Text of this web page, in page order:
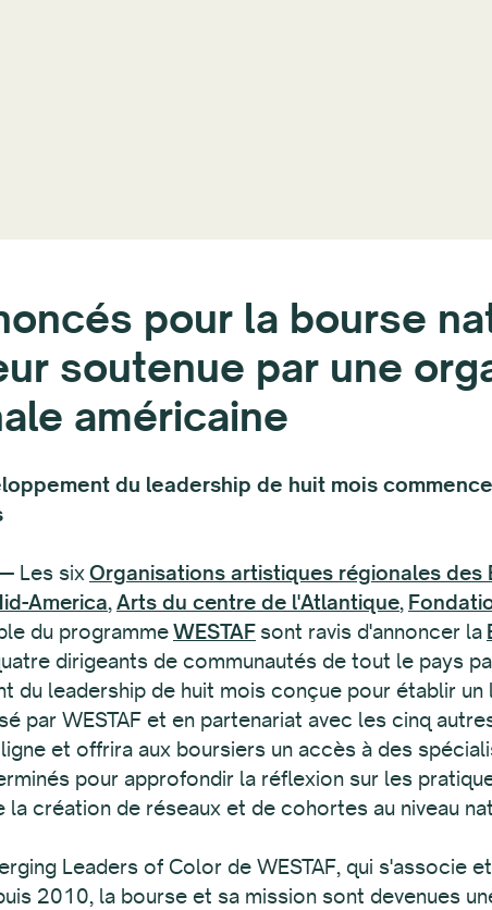
pour la bourse
soutenue par une
américaine
du leadership de huit mois
Les sixOrganisations artistiques régionales des
America, Arts du centre de l'Atlantique,
du programmeWESTAF sont ravis d'annoncer la
dirigeants de communautés de tout le pays
du leadership de huit mois conçue pour établir
par WESTAF et en partenariat avec les cinq
et offrira aux boursiers un accès à des
pour approfondir la réflexion sur les
création de réseaux et de cohortes au niveau
Leaders of Color de WESTAF, qui s'associe
2010, la bourse et sa mission sont devenues